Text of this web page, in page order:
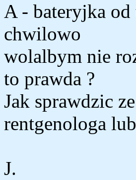
A - bateryjka
chwilowo
wolalbym nie
to prawda ?
Jak sprawdzic
rentgenologa
J.